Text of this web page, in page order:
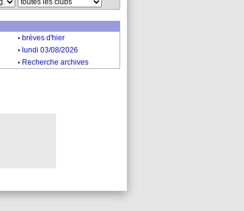
. brèves d'hier
. lundi 03/08/2026
. Recherche archives